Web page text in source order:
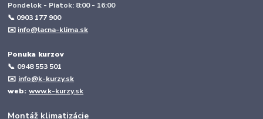
Pondelok - Piatok: 8:00 - 16:00
📞 0903 177 900
✉️ info@lacna-klima.sk
Ponuka kurzov
📞 0948 553 501
✉️ info@k-kurzy.sk
web:www.k-kurzy.sk
Montáž klimatizácie